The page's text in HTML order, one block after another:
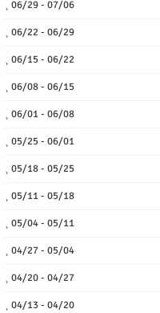
06/29 - 07/06
06/22 - 06/29
06/15 - 06/22
06/08 - 06/15
06/01 - 06/08
05/25 - 06/01
05/18 - 05/25
05/11 - 05/18
05/04 - 05/11
04/27 - 05/04
04/20 - 04/27
04/13 - 04/20